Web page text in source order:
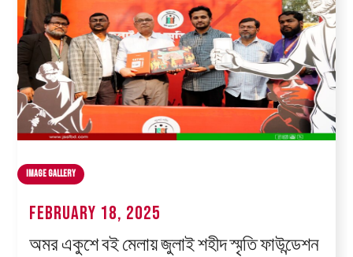
Image Gallery
February 18, 2025
অমর একুশে বই মেলায় জুলাই শহীদ স্মৃতি ফাউন্ডেশন